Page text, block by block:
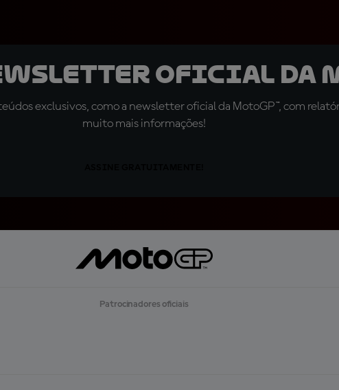
oficial da
exclusivos, como a newsletter oficial da MotoGP™, com
muito mais informações!
Patrocinadores oficiais